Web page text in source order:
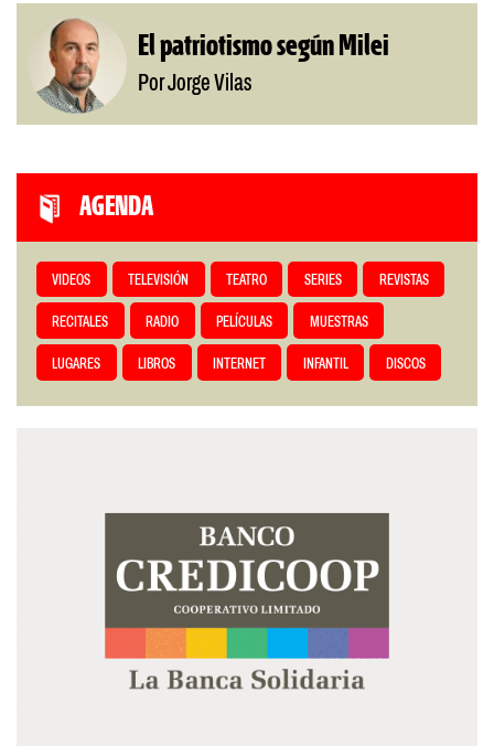
El patriotismo según Milei
Por Jorge Vilas
AGENDA
VIDEOS TELEVISIÓN TEATRO SERIES REVISTAS
RECITALES RADIO PELÍCULAS MUESTRAS
LUGARES LIBROS INTERNET INFANTIL DISCOS